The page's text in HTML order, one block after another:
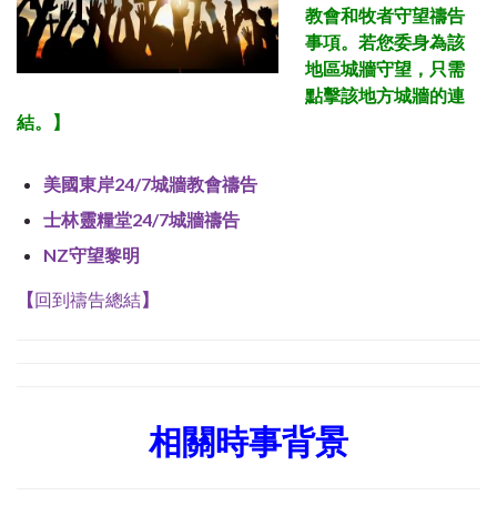
教會和牧者守望禱告
事項。若您委身為該
地區城牆守望，只需
點擊該地方城牆的連
結。
】
美國東岸24/7城牆教會禱告
士林靈糧堂24/7城牆禱告
NZ守望黎明
【回到禱告總結】
相關時事背景